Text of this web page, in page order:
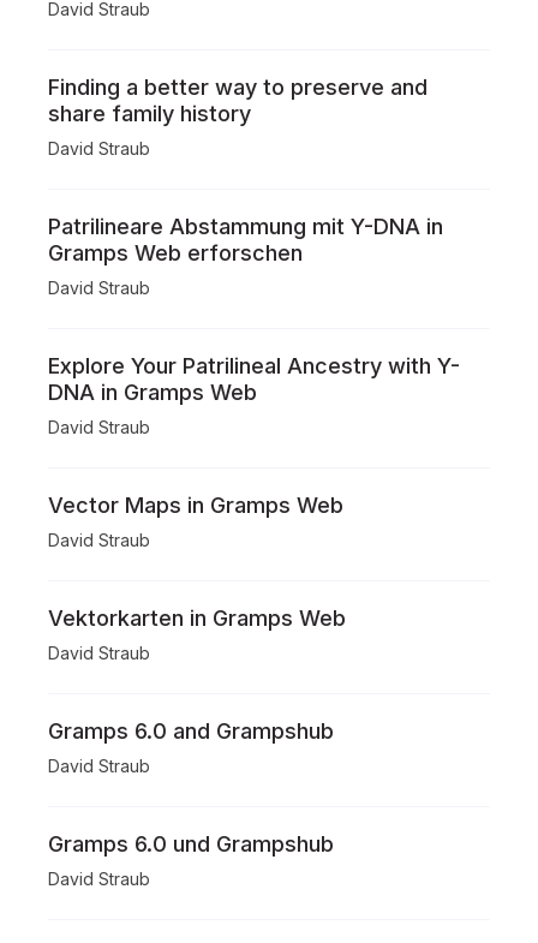
David Straub
Finding a better way to preserve and
share family history
David Straub
Patrilineare Abstammung mit Y-DNA in
Gramps Web erforschen
David Straub
Explore Your Patrilineal Ancestry with Y-
DNA in Gramps Web
David Straub
Vector Maps in Gramps Web
David Straub
Vektorkarten in Gramps Web
David Straub
Gramps 6.0 and Grampshub
David Straub
Gramps 6.0 und Grampshub
David Straub